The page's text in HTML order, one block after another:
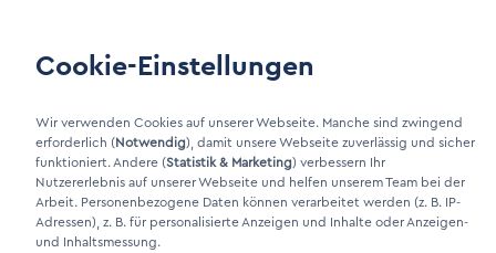
LinkIn Link
Xing Link
Cookie-Einstellungen
Wir verwenden Cookies auf unserer Webseite. Manche sind zwingend
erforderlich (Notwendig), damit unsere Webseite zuverlässig und sicher
funktioniert. Andere (Statistik & Marketing) verbessern Ihr
Nutzererlebnis auf unserer Webseite und helfen unserem Team bei der
Arbeit. Personenbezogene Daten können verarbeitet werden (z. B. IP-
Adressen), z. B. für personalisierte Anzeigen und Inhalte oder Anzeigen-
und Inhaltsmessung.